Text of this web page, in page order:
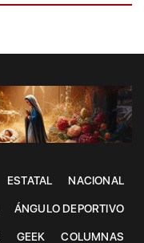
ESTATAL NACIONAL
ÁNGULO DEPORTIVO
GEEK COLUMNAS